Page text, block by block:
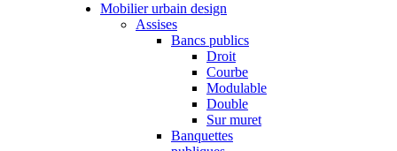
Mobilier urbain design
Assises
Bancs publics
Droit
Courbe
Modulable
Double
Sur muret
Banquettes